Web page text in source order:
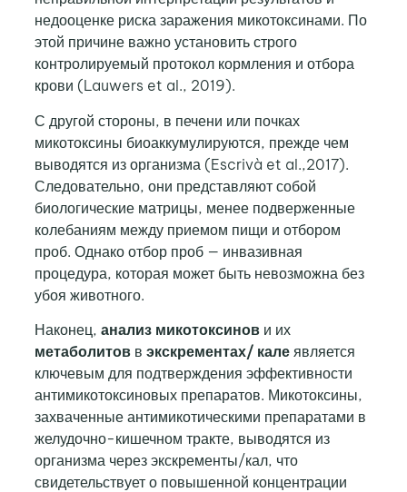
недооценке риска заражения микотоксинами. По
этой причине важно установить строго
контролируемый протокол кормления и отбора
крови (Lauwers et al., 2019).
С другой стороны, в печени или почках
микотоксины биоаккумулируются, прежде чем
выводятся из организма (Escrivà et al.,2017).
Следовательно, они представляют собой
биологические матрицы, менее подверженные
колебаниям между приемом пищи и отбором
проб. Однако отбор проб — инвазивная
процедура, которая может быть невозможна без
убоя животного.
Наконец, анализ микотоксинови их
метаболитовв экскрементах/ кале является
ключевым для подтверждения эффективности
антимикотоксиновых препаратов. Микотоксины,
захваченные антимикотическими препаратами в
желудочно-кишечном тракте, выводятся из
организма через экскременты/кал, что
свидетельствует о повышенной концентрации